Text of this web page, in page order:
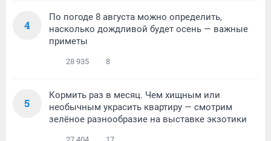
4
По погоде 8 августа можно определить,
насколько дождливой будет осень — важные
приметы
28 935 8
5
Кормить раз в месяц. Чем хищным или
необычным украсить квартиру — смотрим
зелёное разнообразие на выставке экзотики